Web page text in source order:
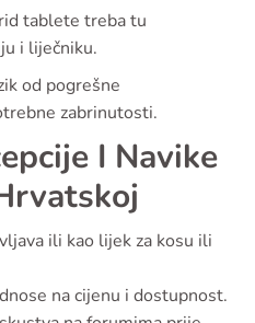
tablete treba tu
i liječniku.
od pogrešne
zabrinutosti.
I Navike
ili kao lijek za kosu ili
na cijenu i dostupnost.